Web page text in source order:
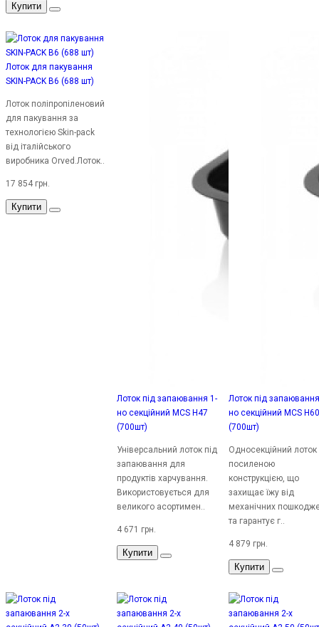
Купити
Лоток для пакування
SKIN-PACK B6 (688 шт)
Лоток поліпропіленовий
для пакування за
технологією Skin-pack
від італійського
виробника Orved.Лоток..
17 854 грн.
Купити
Лоток під запаювання 1-
но секційний MCS H47
(700шт)
Універсальний лоток під
запаювання для
продуктів харчування.
Використовується для
великого асортимен..
4 671 грн.
Купити
Лоток під
но секційний MCS H60
(700шт)
Односекційний лоток
посиленою
конструкцією, що
захищає їжу від
механічних
та гарантує г..
4 879 грн.
Купити